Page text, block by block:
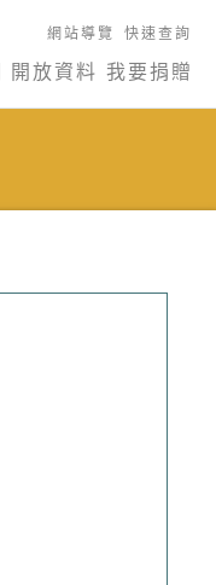
網站導覽 快速查詢
開放資料 我要捐贈